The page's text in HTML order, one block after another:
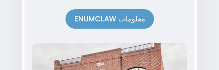
معلومات ENUMCLAW